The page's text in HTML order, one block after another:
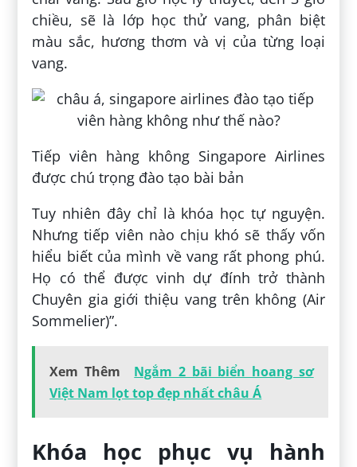
chiều, sẽ là lớp học thử vang, phân biệt
màu sắc, hương thơm và vị của từng loại
vang.
Tiếp viên hàng không Singapore Airlines
được chú trọng đào tạo bài bản
Tuy nhiên đây chỉ là khóa học tự nguyện.
Nhưng tiếp viên nào chịu khó sẽ thấy vốn
hiểu biết của mình về vang rất phong phú.
Họ có thể được vinh dự đính trở thành
Chuyên gia giới thiệu vang trên không (Air
Sommelier)”.
Xem Thêm
Ngắm 2 bãi biển hoang sơ
Việt Nam lọt top đẹp nhất châu Á
Khóa học phục vụ hành